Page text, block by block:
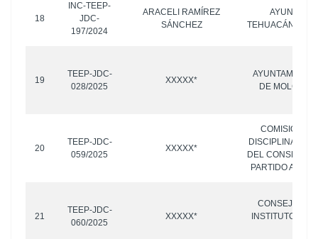
18
INC-TEEP-
JDC-
197/2024
ARACELI RAMÍREZ
SÁNCHEZ
TEHUACÁN,
19
TEEP-JDC-
028/2025
XXXXX*
DE
20
TEEP-JDC-
059/2025
XXXXX*
COMISIÓN
DISCIPLINA
DEL CONSEJO
PARTIDO
21
TEEP-JDC-
060/2025
XXXXX*
CONSEJO
INSTITUTO